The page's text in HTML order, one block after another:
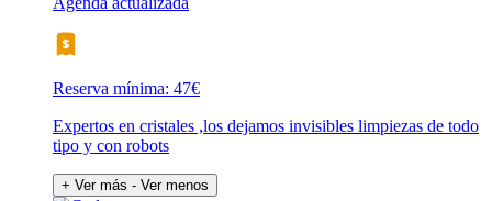
Reserva mínima: 47€
Expertos en cristales ,los dejamos invisibles limpiezas de todo
tipo y con robots
+ Ver más - Ver menos